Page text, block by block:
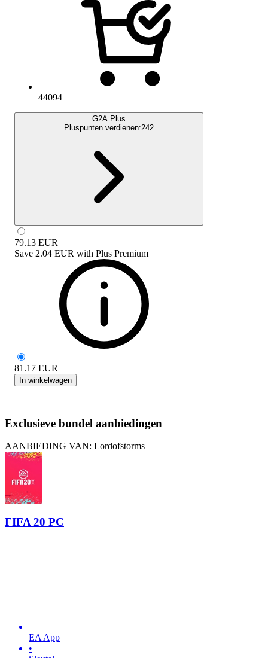
44094
G2A Plus
Pluspunten verdienen:242
79.13 EUR
Save 2.04 EUR with Plus Premium
81.17 EUR
In winkelwagen
Exclusieve bundel aanbiedingen
AANBIEDING VAN: Lordofstorms
FIFA 20 PC
EA App
•